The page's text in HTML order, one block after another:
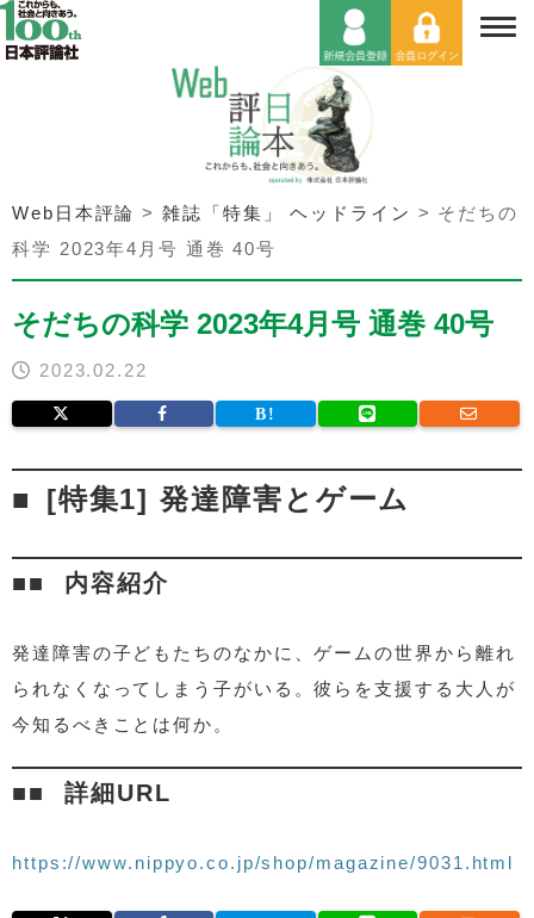
Web日本評論 >雑誌「特集」 ヘッドライン > そだちの
科学 2023年4月号 通巻 40号
そだちの科学 2023年4月号 通巻 40号
2023.02.22
[特集1] 発達障害とゲーム
内容紹介
発達障害の子どもたちのなかに、ゲームの世界から離れ
られなくなってしまう子がいる。彼らを支援する大人が
今知るべきことは何か。
詳細URL
https://www.nippyo.co.jp/shop/magazine/9031.html